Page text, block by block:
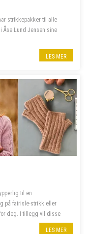
strikkepakker til alle
Åse Lund Jensen sine
LES MER
til en
på fairisle-strikk eller
deg. I tillegg vil disse
LES MER